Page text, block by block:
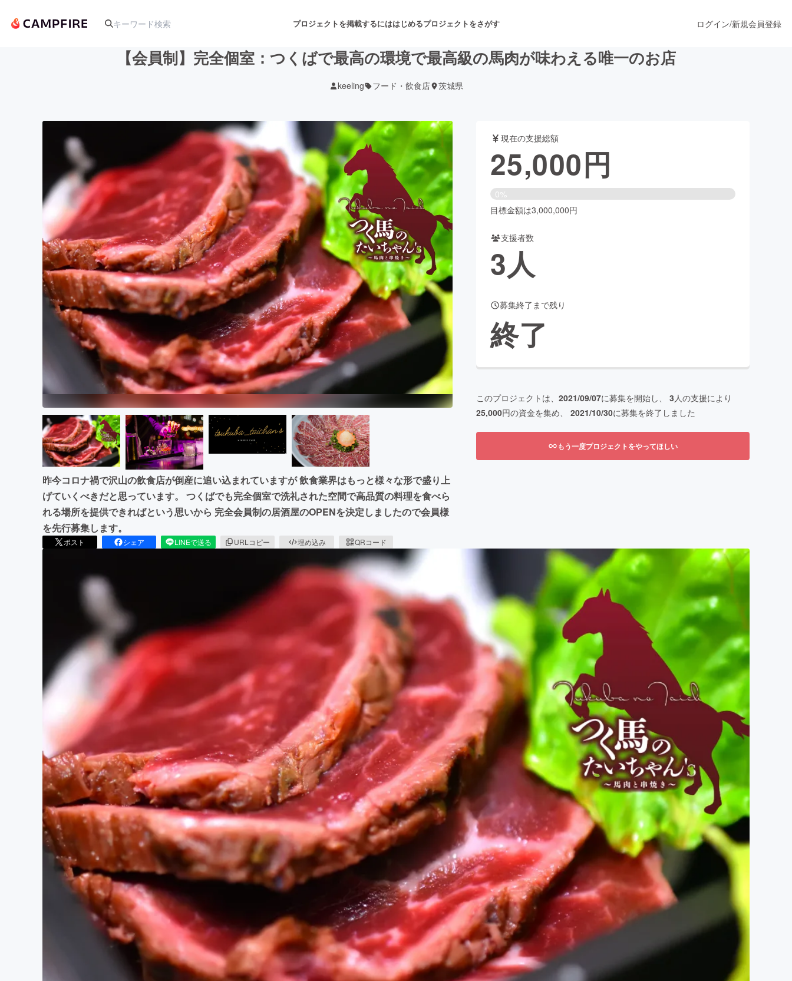
プロジェクトを掲載するにははじめるプロジェクトをさがす
音楽 舞台・パフォーマンス
テクノロジー・ガジェット ゲーム・サービス開発 フード・飲食店 ファッション
映像・映画 書籍・雑誌出版 アニメ・漫画
ビジネス・起業 チャレンジ ビューティー・ヘルスケア
まちづくり・地域活性化
CAMPFIRE for Social Good CAMPFIRE Creation
CAMPFIREふるさと納税machi-ya コミュニティ
ログイン/新規会員登録
【会員制】完全個室：つくばで最高の環境で最高級の馬肉が味わえる唯一のお店
keeling フード・飲食店 茨城県
昨今コロナ禍で沢山の飲食店が倒産に追い込まれていますが 飲食業界はもっと様々な形で盛り上
げていくべきだと思っています。 つくばでも完全個室で洗礼された空間で高品質の料理を食べら
れる場所を提供できればという思いから 完全会員制の居酒屋のOPENを決定しましたので会員様
を先行募集します。
ポスト シェア LINEで送る URLコピー 埋め込み QRコード
現在の支援総額
25,000円
0%
目標金額は3,000,000円
支援者数
3人
募集終了まで残り
終了
このプロジェクトは、 2021/09/07に募集を開始し、 3人の支援により
25,000円の資金を集め、 2021/10/30に募集を終了しました
もう一度プロジェクトをやってほしい